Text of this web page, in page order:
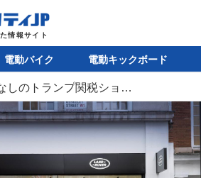
電動バイク 電動キックボード
底なしのトランプ関税ショック。世界は、自動車メーカーは、どう対応するか